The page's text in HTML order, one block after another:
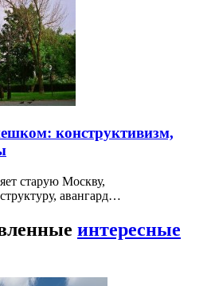
конструктивизм,
старую Москву,
авангард…
интересные